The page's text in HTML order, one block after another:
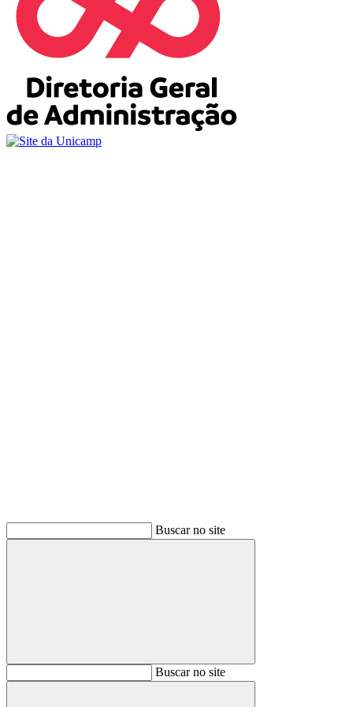
Buscar no site
BuscarBuscar no site